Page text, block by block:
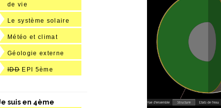
de vie
Le système solaire
Météo et climat
Géologie externe
IDD EPI 5ème
suis en 4ème